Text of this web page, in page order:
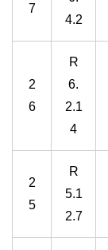
7
4.2
2
6
R
6.
2.1
4
2
5
R
5.1
2.7